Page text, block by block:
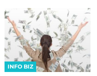
INFO BIZ